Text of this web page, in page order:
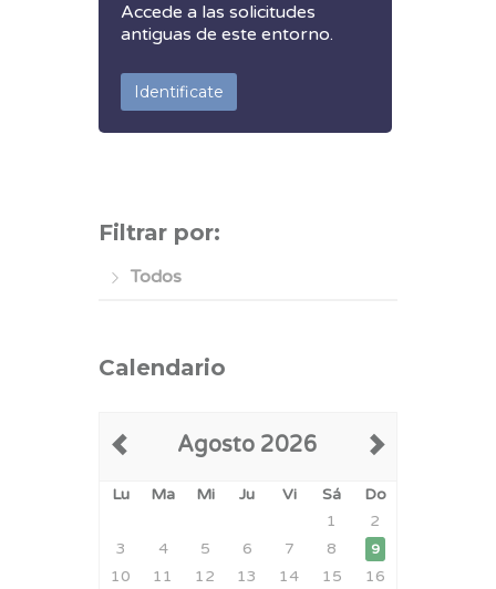
Accede a las solicitudes
antiguas de este entorno.
Identificate
Filtrar por:
Todos
Calendario
Agosto 2026
Lu Ma Mi Ju Vi Sá
Do
1
2
3
4 5 6 7 8 9
10 11 12 13 14 15
16